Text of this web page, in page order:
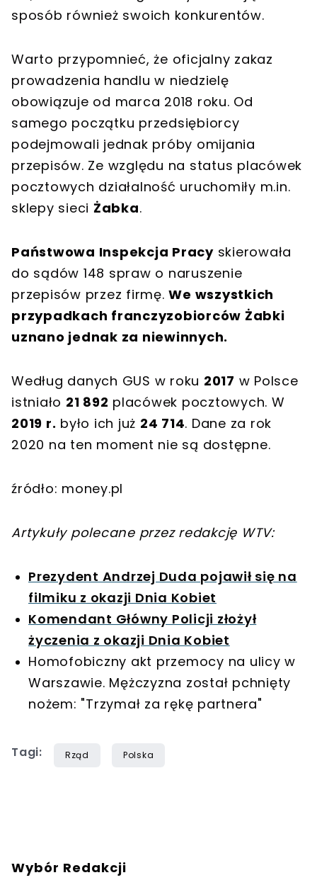
sposób również swoich konkurentów.
Warto przypomnieć, że oficjalny zakaz
prowadzenia handlu w niedzielę
obowiązuje od marca 2018 roku. Od
samego początku przedsiębiorcy
podejmowali jednak próby omijania
przepisów. Ze względu na status placówek
pocztowych działalność uruchomiły m.in.
sklepy sieci Żabka.
Państwowa Inspekcja Pracyskierowała
do sądów 148 spraw o naruszenie
przepisów przez firmę.We wszystkich
przypadkach franczyzobiorców Żabki
uznano jednak za niewinnych.
Według danych GUS w roku 2017 w Polsce
istniało 21 892 placówek pocztowych. W
2019 r. było ich już 24 714. Dane za rok
2020 na ten moment nie są dostępne.
źródło: money.pl
Artykuły polecane przez redakcję WTV:
Prezydent Andrzej Duda pojawił się na
filmiku z okazji Dnia Kobiet
Komendant Główny Policji złożył
życzenia z okazji Dnia Kobiet
Homofobiczny akt przemocy na ulicy w
Warszawie. Mężczyzna został pchnięty
nożem: "Trzymał za rękę partnera"
Tagi: Rząd Polska
Wybór Redakcji